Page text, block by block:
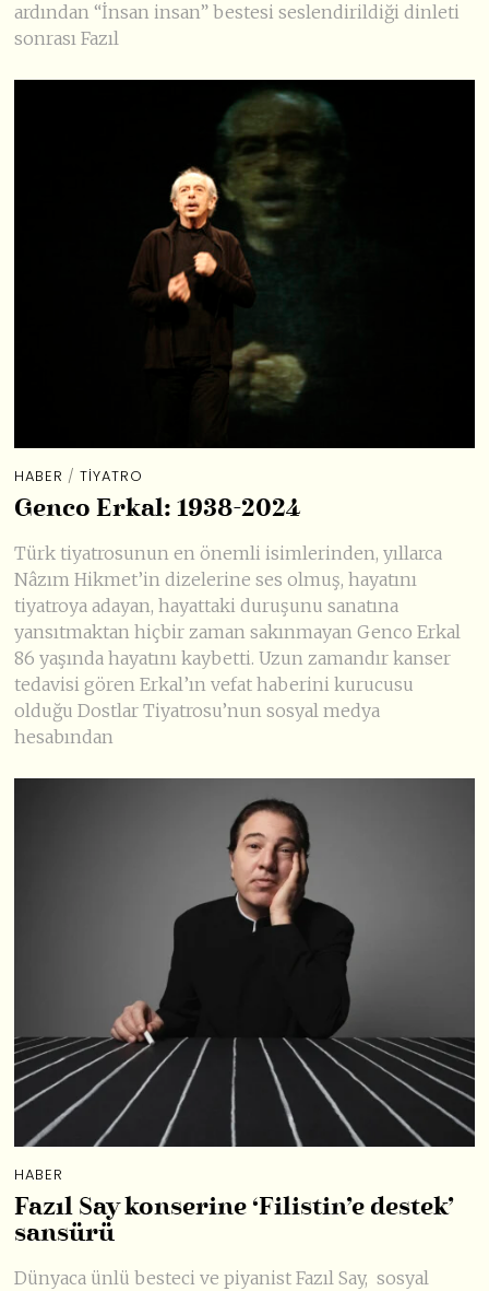
ardından “İnsan insan” bestesi seslendirildiği dinleti
sonrası Fazıl
HABER / TIYATRO
Genco Erkal: 1938-2024
Türk tiyatrosunun en önemli isimlerinden, yıllarca
Nâzım Hikmet’in dizelerine ses olmuş, hayatını
tiyatroya adayan, hayattaki duruşunu sanatına
yansıtmaktan hiçbir zaman sakınmayan Genco Erkal
86 yaşında hayatını kaybetti. Uzun zamandır kanser
tedavisi gören Erkal’ın vefat haberini kurucusu
olduğu Dostlar Tiyatrosu’nun sosyal medya
hesabından
HABER
Fazıl Say konserine ‘Filistin’e destek’
sansürü
Dünyaca ünlü besteci ve piyanist Fazıl Say, sosyal